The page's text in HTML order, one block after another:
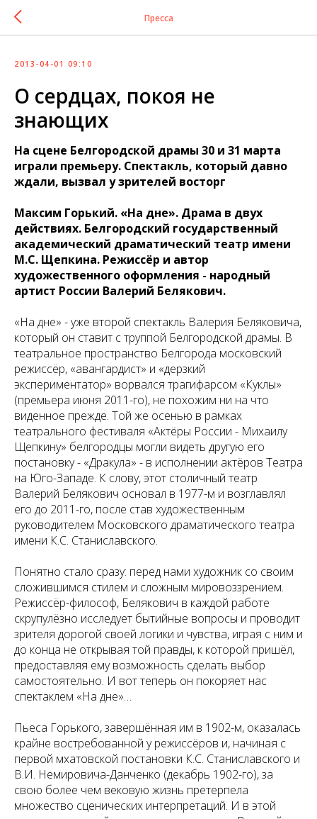
Пресса
2013-04-01 09:10
О сердцах, покоя не
знающих
На сцене Белгородской драмы 30 и 31 марта
играли премьеру. Спектакль, который давно
ждали, вызвал у зрителей восторг
Максим Горький. «На дне». Драма в двух
действиях. Белгородский государственный
академический драматический театр имени
М.С. Щепкина. Режиссёр и автор
художественного оформления - народный
артист России Валерий Белякович.
«На дне» - уже второй спектакль Валерия Беляковича,
который он ставит с труппой Белгородской драмы. В
театральное пространство Белгорода московский
режиссёр, «авангардист» и «дерзкий
экспериментатор» ворвался трагифарсом «Куклы»
(премьера июня 2011-го), не похожим ни на что
виденное прежде. Той же осенью в рамках
театрального фестиваля «Актёры России - Михаилу
Щепкину» белгородцы могли видеть другую его
постановку - «Дракула» - в исполнении актёров Театра
на Юго-Западе. К слову, этот столичный театр
Валерий Белякович основал в 1977-м и возглавлял
его до 2011-го, после став художественным
руководителем Московского драматического театра
имени К.С. Станиславского.
Понятно стало сразу: перед нами художник со своим
сложившимся стилем и сложным мировоззрением.
Режиссёр-философ, Белякович в каждой работе
скрупулёзно исследует бытийные вопросы и проводит
зрителя дорогой своей логики и чувства, играя с ним и
до конца не открывая той правды, к которой пришёл,
предоставляя ему возможность сделать выбор
самостоятельно. И вот теперь он покоряет нас
спектаклем «На дне»…
Пьеса Горького, завершённая им в 1902-м, оказалась
крайне востребованной у режиссёров и, начиная с
первой мхатовской постановки К.С. Станиславского и
В.И. Немировича-Данченко (декабрь 1902-го), за
свою более чем вековую жизнь претерпела
множество сценических интерпретаций. И в этой